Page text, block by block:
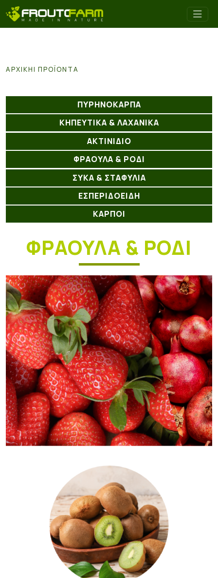
ΑΡΧΙΚΉ ΠΡΟΪΌΝΤΑ
ΠΥΡΗΝΟΚΑΡΠΑ
ΚΗΠΕΥΤΙΚΑ & ΛΑΧΑΝΙΚΑ
ΑΚΤΙΝΊΔΙΟ
ΦΡΑΟΥΛΑ & ΡΟΔΙ
ΣΥΚΑ & ΣΤΑΦΥΛΙΑ
ΕΣΠΕΡΙΔΟΕΙΔΗ
ΚΑΡΠΟΙ
ΦΡΑΟΥΛΑ & ΡΟΔΙ